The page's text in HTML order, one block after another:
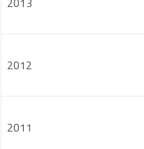
2012
2011